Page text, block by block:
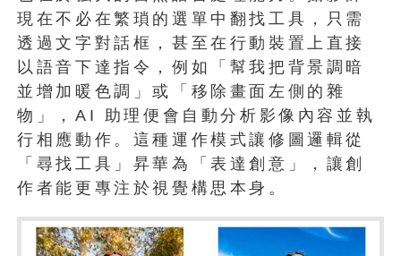
現在不必在繁瑣的選單中翻找工具，只需
透過文字對話框，甚至在行動裝置上直接
以語音下達指令，例如「幫我把背景調暗
並增加暖色調」或「移除畫面左側的雜
物」，AI 助理便會自動分析影像內容並執
行相應動作。這種運作模式讓修圖邏輯從
「尋找工具」昇華為「表達創意」，讓創
作者能更專注於視覺構思本身。